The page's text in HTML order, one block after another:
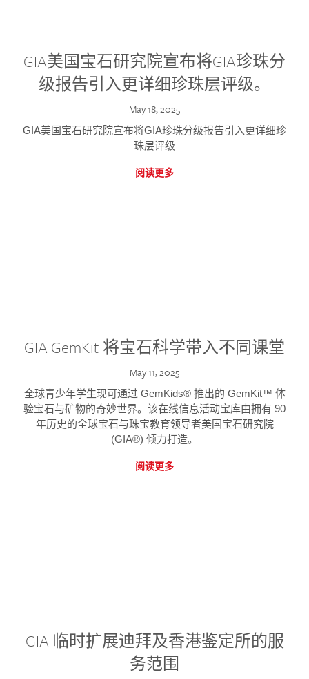
GIA美国宝石研究院宣布将GIA珍珠分
级报告引入更详细珍珠层评级。
May 18, 2025
GIA美国宝石研究院宣布将GIA珍珠分级报告引入更详细珍
珠层评级
阅读更多
GIA GemKit 将宝石科学带入不同课堂
May 11, 2025
全球青少年学生现可通过 GemKids® 推出的 GemKit™ 体
验宝石与矿物的奇妙世界。该在线信息活动宝库由拥有 90
年历史的全球宝石与珠宝教育领导者美国宝石研究院
(GIA®) 倾力打造。
阅读更多
GIA 临时扩展迪拜及香港鉴定所的服
务范围